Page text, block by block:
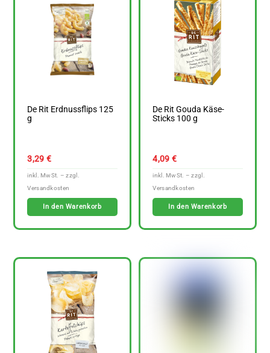
De Rit Erdnussflips 125
g
3,29 €
In den Warenkorb
De Rit Gouda Käse-
Sticks 100 g
4,09 €
In den Warenkorb